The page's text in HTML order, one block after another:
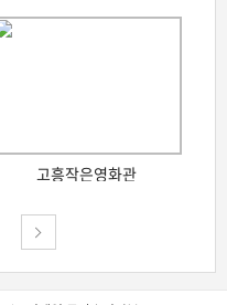
고흥작은영화관